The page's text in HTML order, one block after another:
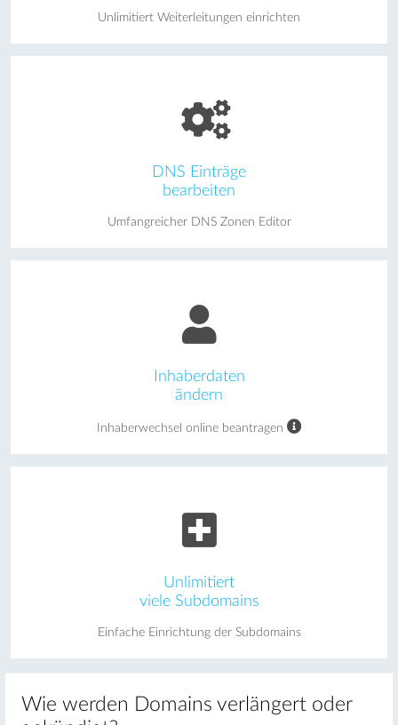
Unlimitiert Weiterleitungen einrichten
DNS Einträge
bearbeiten
Umfangreicher DNS Zonen Editor
Inhaberdaten
ändern
Inhaberwechsel online beantragen
Unlimitiert
viele Subdomains
Einfache Einrichtung der Subdomains
Wie werden Domains verlängert oder